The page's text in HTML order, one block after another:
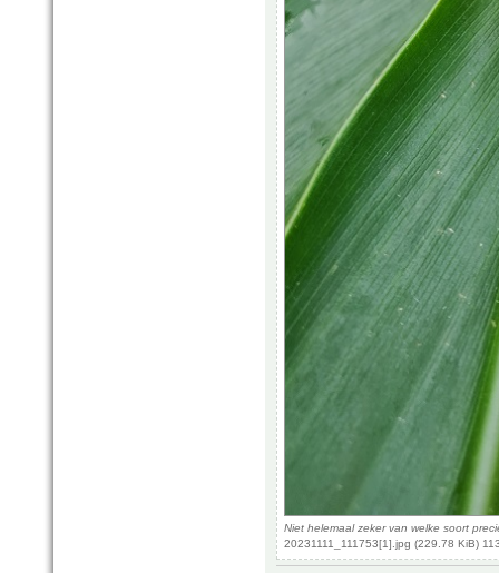
Niet helemaal zeker van welke soort
20231111_111753[1].jpg (229.78 KiB)